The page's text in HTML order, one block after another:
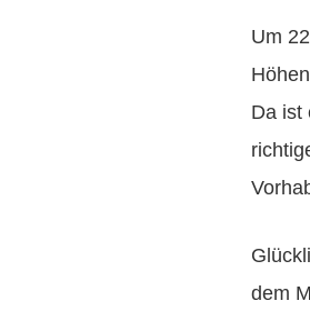
Um
Da ist
dem